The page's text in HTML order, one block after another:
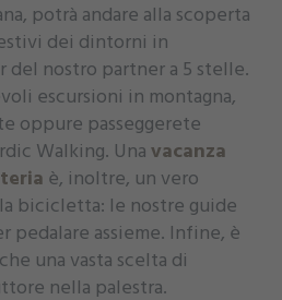
potrà andare alla scoperta
dei dintorni in
del nostro partner a 5 stelle.
escursioni in montagna,
oppure passeggerete
Walking. Una vacanza
è, inoltre, un vero
bicicletta: le nostre guide
pedalare assieme. Infine, è
una vasta scelta di
nella palestra.